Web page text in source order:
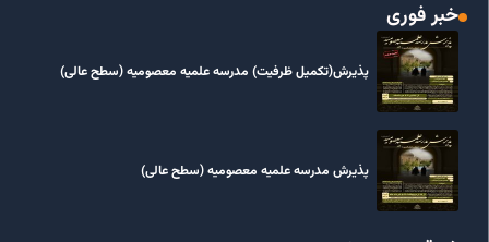
خبر فوری
پذیرش(تکمیل ظرفیت) مدرسه علمیه معصومیه‌ (سطح عالی)
پذیرش مدرسه علمیه معصومیه‌ (سطح عالی)